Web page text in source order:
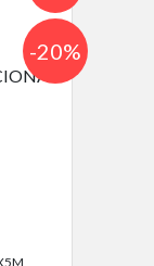
-20%